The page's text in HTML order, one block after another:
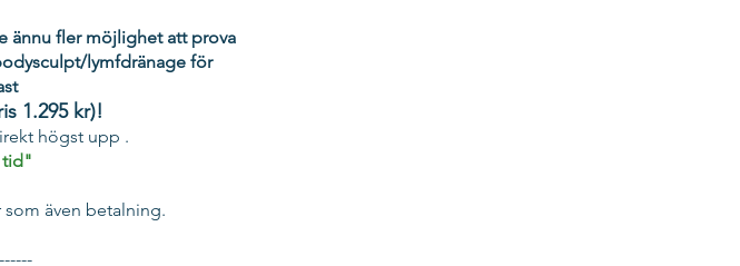
ännu fler möjlighet att prova
lymfdränage för
1.295 kr)!
högst upp .
tid"
även betalning.